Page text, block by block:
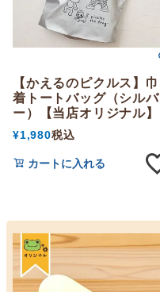
【かえるのピクルス】巾
着トートバッグ（シルバ
ー）【当店オリジナル】
¥1,980税込
カートに入れる